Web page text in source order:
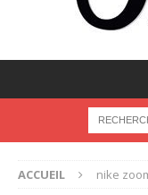
ACCUEIL nike